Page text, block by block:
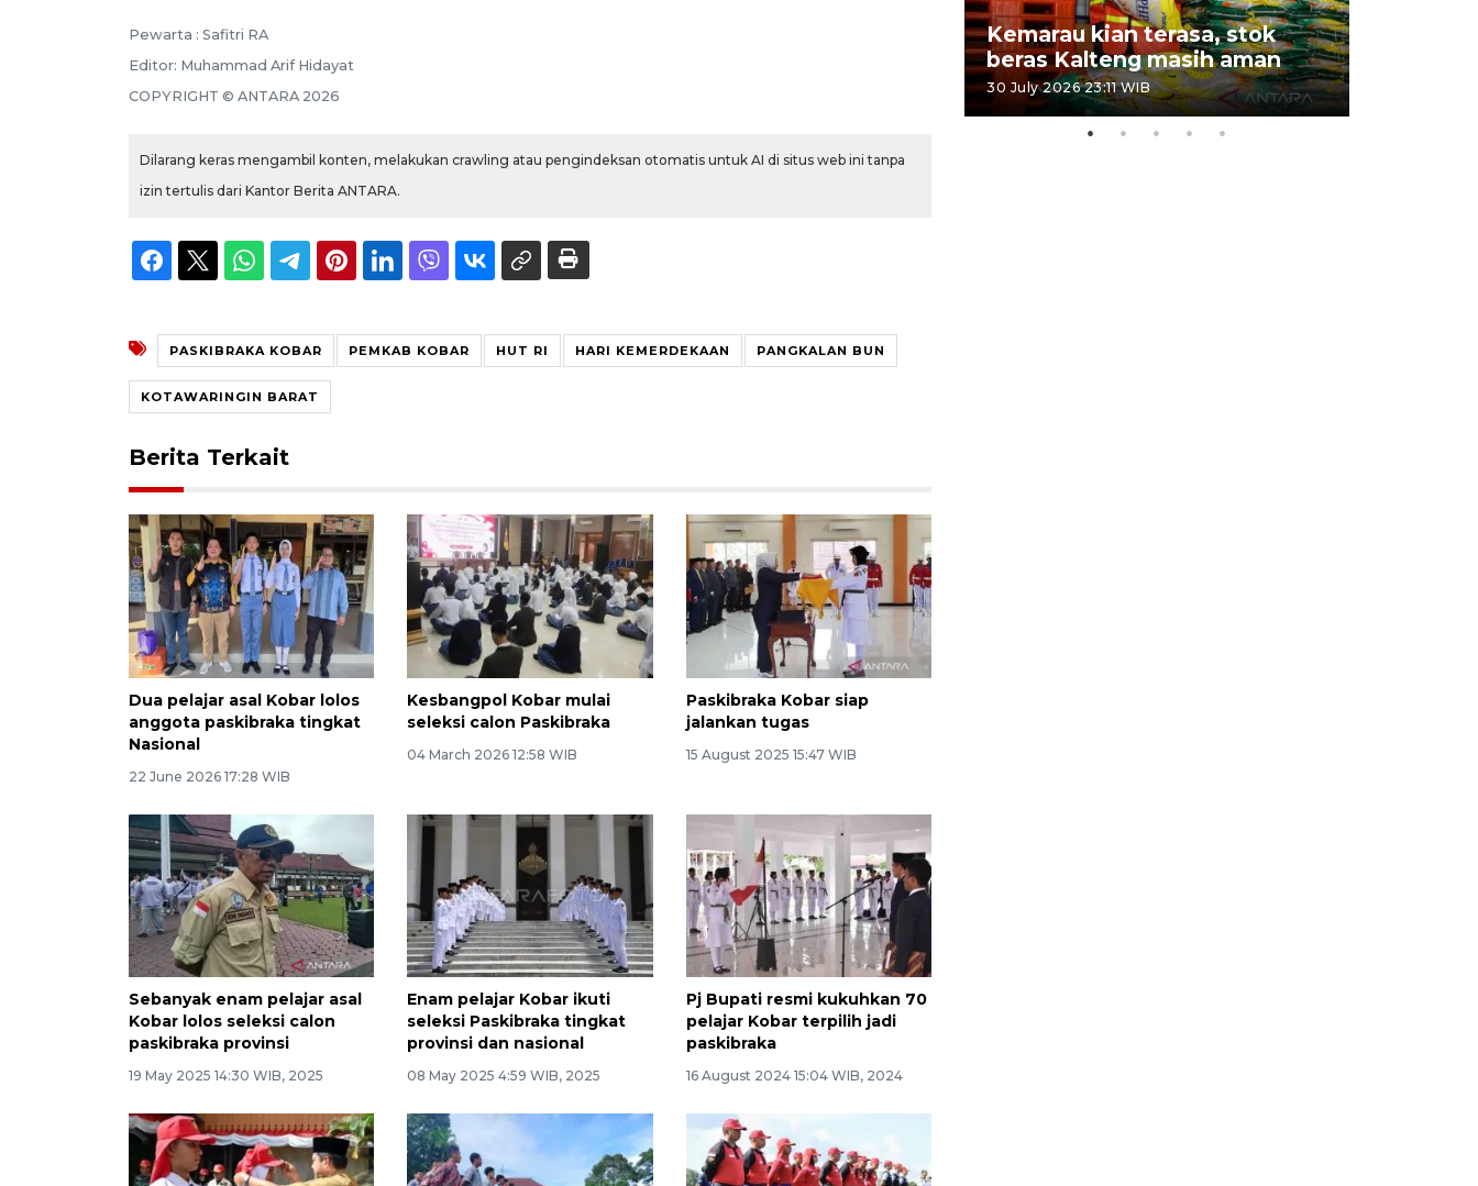
Pewarta : Safitri RA
Editor: Muhammad Arif Hidayat
COPYRIGHT © ANTARA 2026
Dilarang keras mengambil konten, melakukan crawling atau pengindeksan otomatis untuk AI di situs web ini tanpa
izin tertulis dari Kantor Berita ANTARA.
PASKIBRAKA KOBAR PEMKAB KOBAR HUT RI HARI KEMERDEKAAN PANGKALAN BUN
KOTAWARINGIN BARAT
Berita Terkait
Dua pelajar asal Kobar lolos
anggota paskibraka tingkat
Nasional
22 June 2026 17:28 WIB
Kesbangpol Kobar mulai
seleksi calon Paskibraka
04 March 2026 12:58 WIB
Paskibraka Kobar siap
jalankan tugas
15 August 2025 15:47 WIB
Sebanyak enam pelajar asal
Kobar lolos seleksi calon
paskibraka provinsi
19 May 2025 14:30 WIB, 2025
Enam pelajar Kobar ikuti
seleksi Paskibraka tingkat
provinsi dan nasional
08 May 2025 4:59 WIB, 2025
Pj Bupati resmi kukuhkan 70
pelajar Kobar terpilih jadi
paskibraka
16 August 2024 15:04 WIB, 2024
Kemarau kian terasa, stok
beras Kalteng masih aman
30 July 2026 23:11 WIB